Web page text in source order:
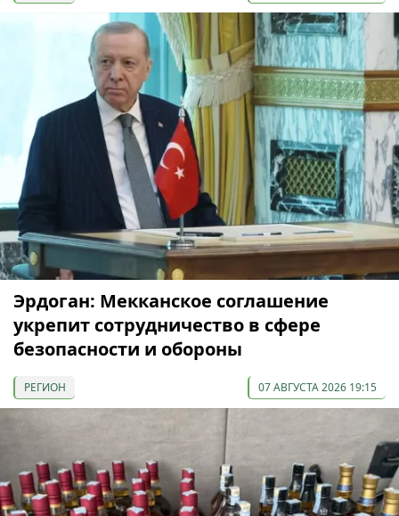
Эрдоган: Мекканское соглашение
укрепит сотрудничество в сфере
безопасности и обороны
РЕГИОН 07 АВГУСТА 2026 19:15